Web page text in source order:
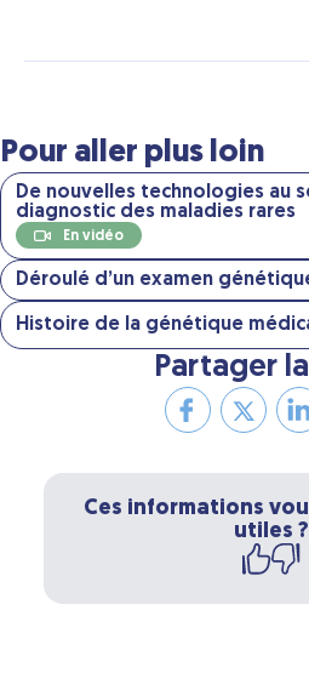
Pour aller plus loin
De nouvelles technologies au
diagnostic des maladies rares
En vidéo
Déroulé d’un examen
Histoire de la génétique
Partager
Ces informations
utiles ?